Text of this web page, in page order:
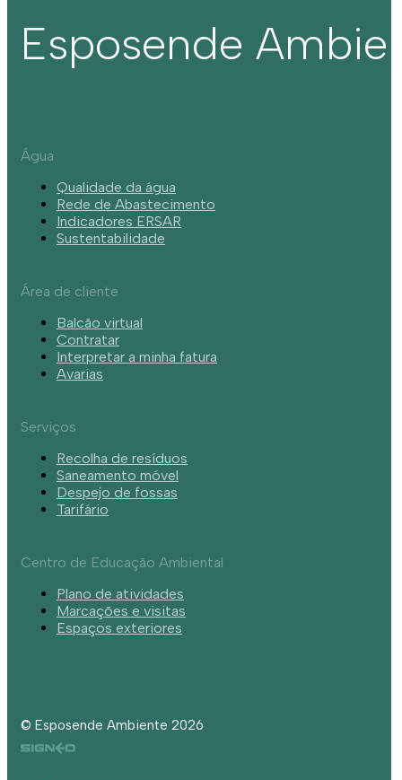
Esposende
Água
Qualidade da água
Rede de Abastecimento
Indicadores ERSAR
Sustentabilidade
Área de cliente
Balcão virtual
Contratar
Interpretar a minha fatura
Avarias
Serviços
Recolha de resíduos
Saneamento móvel
Despejo de fossas
Tarifário
Centro de Educação Ambiental
Plano de atividades
Marcações e visitas
Espaços exteriores
© Esposende Ambiente 2026